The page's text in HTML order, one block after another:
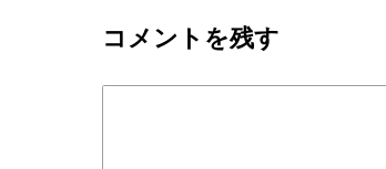
コメントを残す